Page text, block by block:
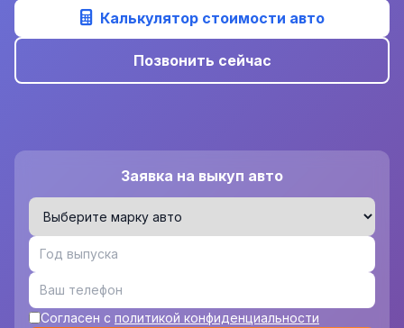
Калькулятор стоимости авто
Позвонить сейчас
Заявка на выкуп авто
Согласен с политикой конфиденциальности